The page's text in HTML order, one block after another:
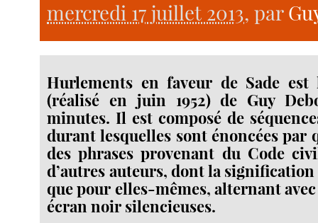
mercredi 17 juillet 2013, par
Hurlements en faveur de Sade
(réalisé en juin 1952) de Guy
minutes. Il est composé de
durant lesquelles sont énoncées par
des phrases provenant du Code
d’autres auteurs, dont la
que pour elles-mêmes, alternant avec
écran noir silencieuses.